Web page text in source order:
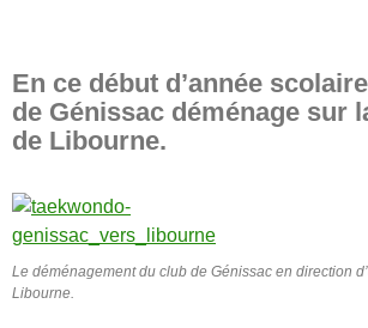
En ce début d’année
de Génissac déménage sur
de Libourne.
Le déménagement du club de Génissac en direction
Libourne.